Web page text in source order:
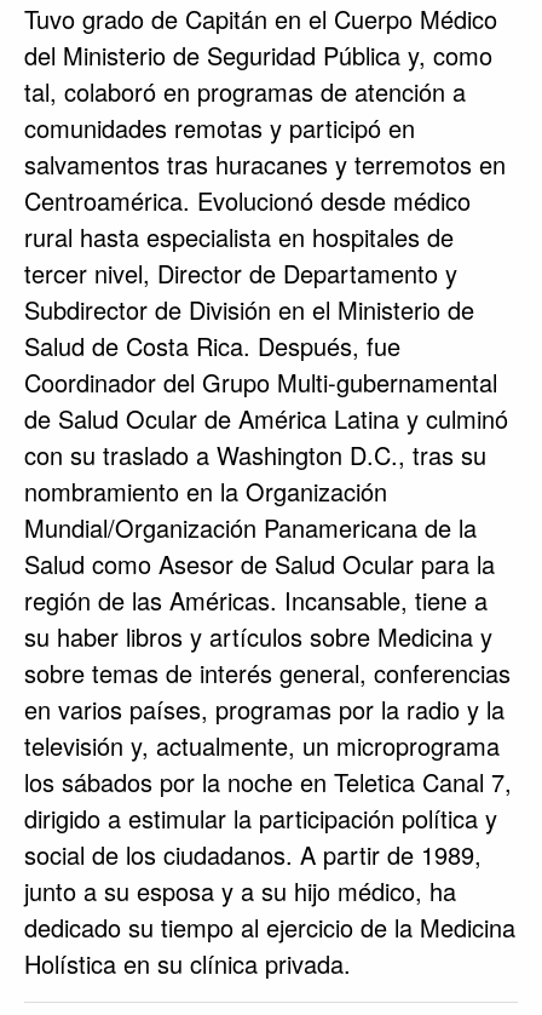
Tuvo grado de Capitán en el Cuerpo Médico
del Ministerio de Seguridad Pública y, como
tal, colaboró en programas de atención a
comunidades remotas y participó en
salvamentos tras huracanes y terremotos en
Centroamérica. Evolucionó desde médico
rural hasta especialista en hospitales de
tercer nivel, Director de Departamento y
Subdirector de División en el Ministerio de
Salud de Costa Rica. Después, fue
Coordinador del Grupo Multi-gubernamental
de Salud Ocular de América Latina y culminó
con su traslado a Washington D.C., tras su
nombramiento en la Organización
Mundial/Organización Panamericana de la
Salud como Asesor de Salud Ocular para la
región de las Américas. Incansable, tiene a
su haber libros y artículos sobre Medicina y
sobre temas de interés general, conferencias
en varios países, programas por la radio y la
televisión y, actualmente, un microprograma
los sábados por la noche en Teletica Canal 7,
dirigido a estimular la participación política y
social de los ciudadanos. A partir de 1989,
junto a su esposa y a su hijo médico, ha
dedicado su tiempo al ejercicio de la Medicina
Holística en su clínica privada.